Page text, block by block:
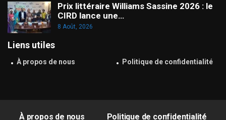
Prix littéraire Williams Sassine 2026 : le
CIRD lance une…
8 Août, 2026
Liens utiles
À propos de nous Politique de confidentialité
À propos de nous Politique de confidentialité